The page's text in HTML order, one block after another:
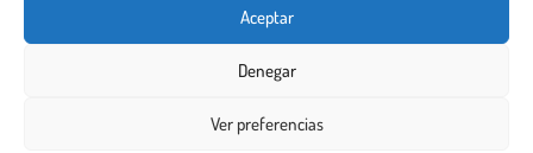
Aceptar
Denegar
Ver preferencias
Centros